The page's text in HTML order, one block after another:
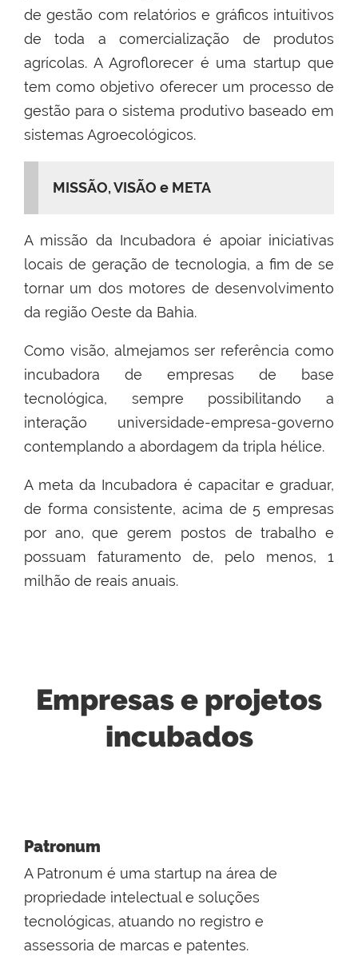
de gestão com relatórios e gráficos intuitivos
de toda a comercialização de produtos
agrícolas. A Agroflorecer é uma startup que
tem como objetivo oferecer um processo de
gestão para o sistema produtivo baseado em
sistemas Agroecológicos.
MISSÃO, VISÃO e META
A missão da Incubadora é apoiar iniciativas
locais de geração de tecnologia, a fim de se
tornar um dos motores de desenvolvimento
da região Oeste da Bahia.
Como visão, almejamos ser referência como
incubadora de empresas de base
tecnológica, sempre possibilitando a
interação universidade-empresa-governo
contemplando a abordagem da tripla hélice.
A meta da Incubadora é capacitar e graduar,
de forma consistente, acima de 5 empresas
por ano, que gerem postos de trabalho e
possuam faturamento de, pelo menos, 1
milhão de reais anuais.
Empresas e projetos
incubados
Patronum
A Patronum é uma startup na área de
propriedade intelectual e soluções
tecnológicas, atuando no registro e
assessoria de marcas e patentes.